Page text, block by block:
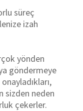
süreç
izah
yönden
göndermeye
sizden neden
çekerler.